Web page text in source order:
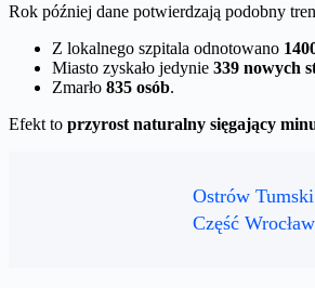
Rok później dane potwierdzają podobny
Z lokalnego szpitala odnotowano
Miasto zyskało jedynie 339 nowych
Zmarło 835 osób.
Efekt to przyrost naturalny sięgający
Ostrów
Część